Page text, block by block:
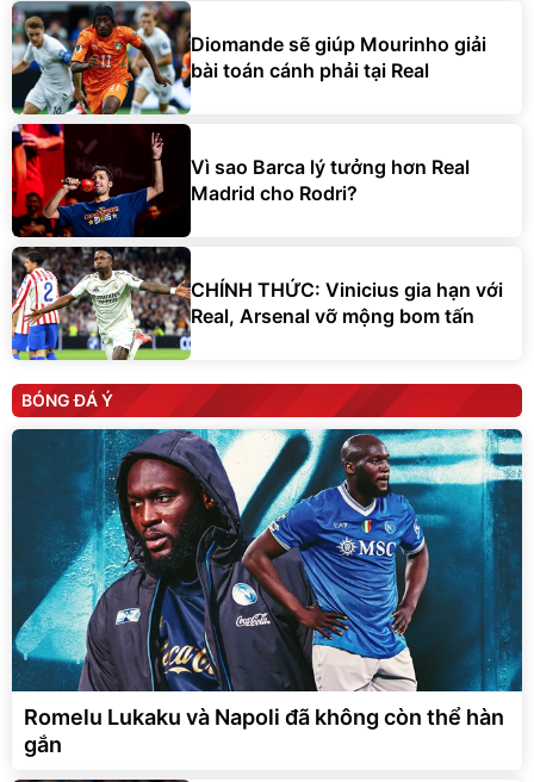
Diomande sẽ giúp Mourinho giải
bài toán cánh phải tại Real
Vì sao Barca lý tưởng hơn Real
Madrid cho Rodri?
CHÍNH THỨC: Vinicius gia hạn với
Real, Arsenal vỡ mộng bom tấn
BÓNG ĐÁ Ý
Romelu Lukaku và Napoli đã không còn thể hàn
gắn